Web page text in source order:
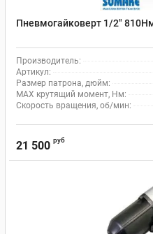
Пневмогайковерт 1/2"
Производитель:
Артикул:
Размер патрона, дюйм:
MAX крутящий момент, Нм:
Скорость вращения, об/мин:
21 500 руб